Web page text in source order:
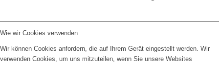
Wie wir Cookies verwenden
Wir können Cookies anfordern, die auf Ihrem Gerät eingestellt werden. Wir
verwenden Cookies, um uns mitzuteilen, wenn Sie unsere Websites